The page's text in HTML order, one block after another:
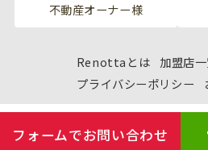
フォームでお問い合わせ
不動産オーナー様
Renottaとは 加盟店
プライバシーポリシー